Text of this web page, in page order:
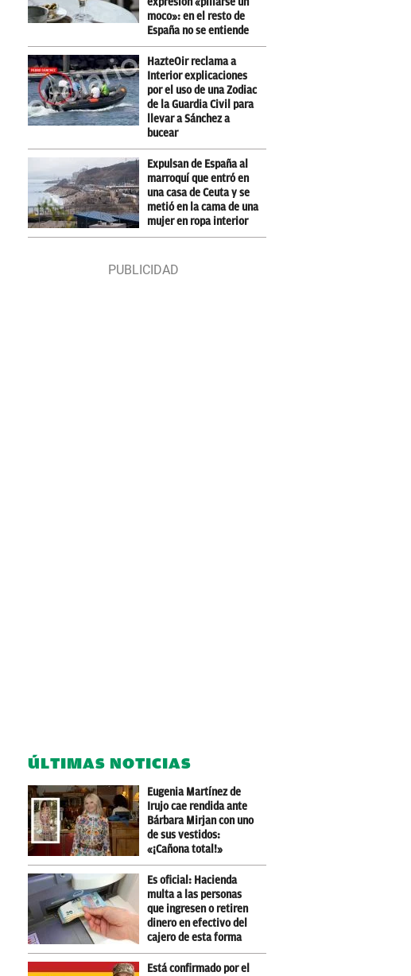
moco»: en el resto de
España no se entiende
HazteOir reclama a
Interior explicaciones
por el uso de una Zodiac
de la Guardia Civil para
llevar a Sánchez a
bucear
Expulsan de España al
marroquí que entró en
una casa de Ceuta y se
metió en la cama de una
mujer en ropa interior
ÚLTIMAS NOTICIAS
Eugenia Martínez de
Irujo cae rendida ante
Bárbara Mirjan con uno
de sus vestidos:
«¡Cañona total!»
Es oficial: Hacienda
multa a las personas
que ingresen o retiren
dinero en efectivo del
cajero de esta forma
Está confirmado por el